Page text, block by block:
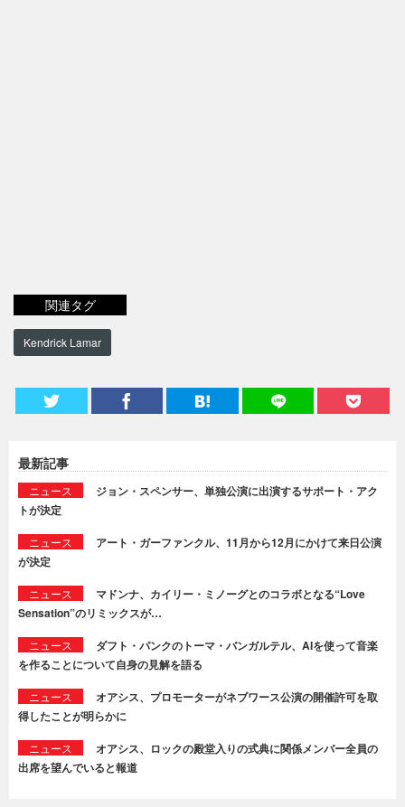
関連タグ
Kendrick Lamar
最新記事
ニュース
ジョン・スペンサー、単独公演に出演するサポート・アク
トが決定
ニュース
アート・ガーファンクル、11月から12月にかけて来日公演
が決定
ニュース
マドンナ、カイリー・ミノーグとのコラボとなる“Love
Sensation”のリミックスが…
ニュース
ダフト・パンクのトーマ・バンガルテル、AIを使って音楽
を作ることについて自身の見解を語る
ニュース
オアシス、プロモーターがネブワース公演の開催許可を取
得したことが明らかに
ニュース
オアシス、ロックの殿堂入りの式典に関係メンバー全員の
出席を望んでいると報道